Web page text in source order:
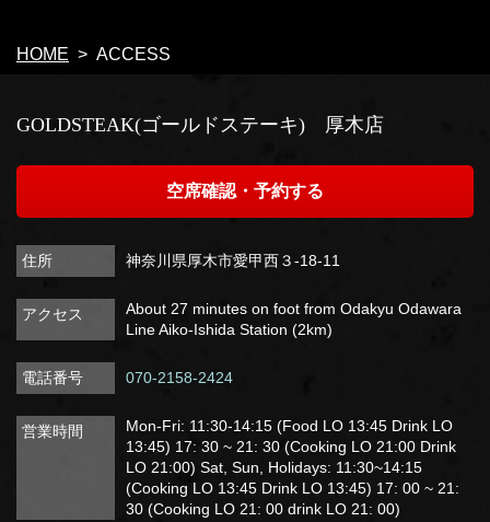
HOME ACCESS
GOLDSTEAK(ゴールドステーキ) 厚木店
空席確認・予約する
住所 神奈川県厚木市愛甲西３-18-11
アクセス
About 27 minutes on foot from Odakyu Odawara
Line Aiko-Ishida Station (2km)
電話番号 070-2158-2424
営業時間
Mon-Fri: 11:30-14:15 (Food LO 13:45 Drink LO
13:45) 17: 30 ~ 21: 30 (Cooking LO 21:00 Drink
LO 21:00) Sat, Sun, Holidays: 11:30~14:15
(Cooking LO 13:45 Drink LO 13:45) 17: 00 ~ 21:
30 (Cooking LO 21: 00 drink LO 21: 00)